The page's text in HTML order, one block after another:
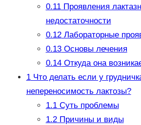
0.11Проявления
недостаточности
0.12Лабораторные
0.13Основы лечения
0.14Откуда она
1Что делать если у
непереносимость лактозы?
1.1Суть проблемы
1.2Причины и виды